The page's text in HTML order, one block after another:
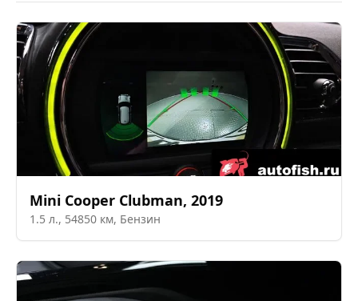
Mini Cooper Clubman, 2019
1.5 л., 54850 км, Бензин